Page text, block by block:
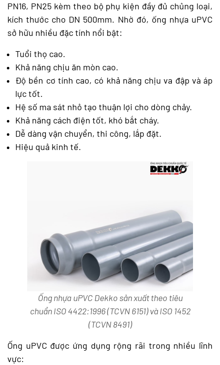
PN16, PN25 kèm theo bộ phụ kiện đầy đủ chủng loại,
kích thước cho DN 500mm. Nhờ đó, ống nhựa uPVC
sở hữu nhiều đặc tính nổi bật:
Tuổi thọ cao.
Khả năng chịu ăn mòn cao.
Độ bền cơ tính cao, có khả năng chịu va đập và áp
lực tốt.
Hệ số ma sát nhỏ tạo thuận lợi cho dòng chảy.
Khả năng cách điện tốt, khó bắt cháy.
Dễ dàng vận chuyển, thi công, lắp đặt.
Hiệu quả kinh tế.
Ống nhựa uPVC Dekko sản xuất theo tiêu
chuẩn ISO 4422:1996 (TCVN 6151) và ISO 1452
(TCVN 8491)
Ống uPVC được ứng dụng rộng rãi trong nhiều lĩnh
vực: